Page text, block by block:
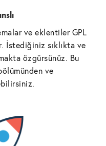
ve eklentiler GPL
İstediğiniz sıklıkta ve
özgürsünüz. Bu
ve